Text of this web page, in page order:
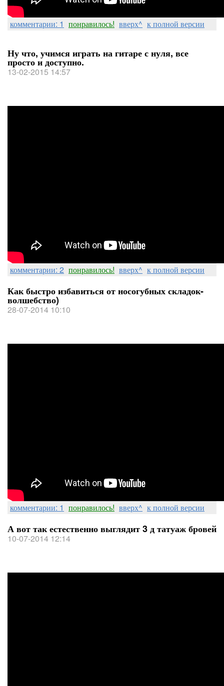
комментарии: 1 понравилось! вверх^ к полной версии
Ну что, учимся играть на гитаре с нуля, все
просто и доступно.
13-02-2015 14:57
комментарии: 2 понравилось! вверх^ к полной версии
Как быстро избавиться от носогубных складок-
волшебство)
28-07-2014 10:10
комментарии: 1 понравилось! вверх^ к полной версии
А вот так естественно выглядит 3 д татуаж бровей
10-07-2014 12:14